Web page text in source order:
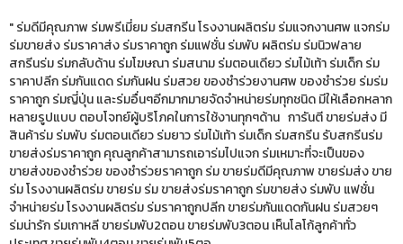
" ร่มดีมีคุณภาพ ร่มพรีเมี่ยม ร่มสกรีน โรงงานผลิตร่ม ร่มแจกงานศพ แจกร่ม
ร่มขายส่ง ร่มราคาส่ง ร่มราคาถูก ร่มแฟชั่น ร่มพับ ผลิตร่ม ร่มนิวฟลาย
สกรีนร่ม ร่มกลับด้าน ร่มโฆษณา ร่มสนาม ร่มตอนเดียว ร่มไม้เท้า ร่มเด็ก ร่ม
ราคาปลีก ร่มกันแดด ร่มกันฝน ร่มสวย ของชำร่วยงานศพ ของชำร่วย ร่มร่ม
ราคาถูก ร่มญี่ปุ่น และร่มอื่นๆอีกมากมายจัดจำหน่ายร่มทุกชนิด มีให้เลือกหลาก
หลายรูปแบบ ตอบโจทย์ผู้บริโภคในการใช้งานทุกๆด้าน การันตี ขายร่มส่ง มี
สินค้าร่ม ร่มพับ ร่มตอนเดียว ร่มยาว ร่มไม้เท้า ร่มเด็ก ร่มสกรีน รับสกรีนร่ม
ขายส่งร่มราคาถูก คุณลูกค้าสามารถเอาร่มไปแจก ร่มเหมาะที่จะเป็นของ
ขายส่งของชำร่วย ของชำร่วยราคาถูก ร่ม ขายร่มดีมีคุณภาพ ขายร่มส่ง ขาย
ร่ม โรงงานผลิตร่ม ขายร่ม ร่ม ขายส่งร่มราคาถูก ร่มขายส่ง ร่มพับ แฟชั่น
จำหน่ายร่ม โรงงานผลิตร่ม ร่มราคาถูกปลีก ขายร่มกันแดดกันฝน ร่มสวยๆ
ร่มน่ารัก ร่มเกาหลี ขายร่มพับ2ตอน ขายร่มพับ3ตอน เห็นโลโก้ลูกค้าทั่ว